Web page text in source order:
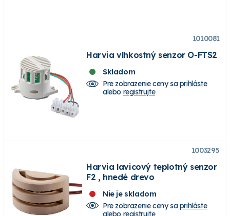
1010081
Harvia vlhkostný senzor O-FTS2
Skladom
Pre zobrazenie ceny saprihláste
alebo registrujte
1003295
Harvia lavicový teplotný senzor
F2 , hnedé drevo
Nie je skladom
Pre zobrazenie ceny saprihláste
alebo registrujte